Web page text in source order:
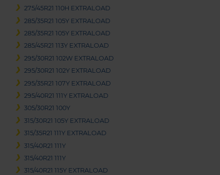
275/45R21 110H EXTRALOAD
285/35R21 105Y EXTRALOAD
285/35R21 105Y EXTRALOAD
285/45R21 113Y EXTRALOAD
295/30R21 102W EXTRALOAD
295/30R21 102Y EXTRALOAD
295/35R21 107Y EXTRALOAD
295/40R21 111Y EXTRALOAD
305/30R21 100Y
315/30R21 105Y EXTRALOAD
315/35R21 111Y EXTRALOAD
315/40R21 111Y
315/40R21 111Y
315/40R21 115Y EXTRALOAD